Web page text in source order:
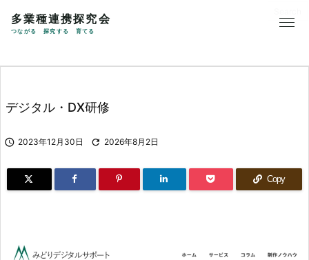
多業種連携探究会
つながる 探究する 育てる
デジタル・DX研修
 2023年12月30日  2026年8月2日
Copy